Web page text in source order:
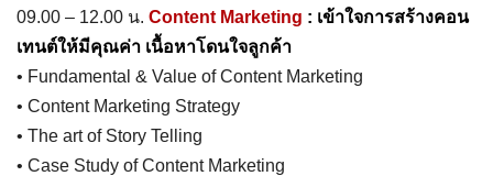
09.00 – 12.00 น. Content Marketing : เข้าใจการสร้างคอน
เทนต์ให้มีคุณค่า เนื้อหาโดนใจลูกค้า
• Fundamental & Value of Content Marketing
• Content Marketing Strategy
• The art of Story Telling
• Case Study of Content Marketing